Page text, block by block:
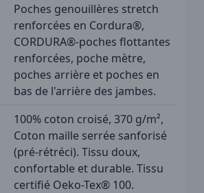
Poches genouillères stretch
renforcées en Cordura®,
CORDURA®-poches flottantes
renforcées, poche mètre,
poches arrière et poches en
bas de l'arrière des jambes.
100% coton croisé, 370 g/m²,
Coton maille serrée sanforisé
(pré-rétréci). Tissu doux,
confortable et durable. Tissu
certifié Oeko-Tex® 100.